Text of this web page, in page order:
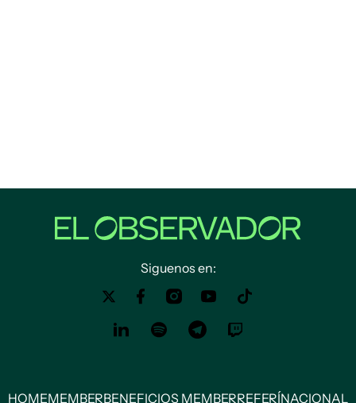
Siguenos en:
HOMEMEMBERBENEFICIOS MEMBERREFERÍNACIONAL